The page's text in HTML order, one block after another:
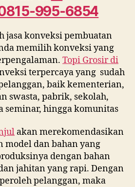
0815
6854
995-6854
jasa konveksi pembuatan
memilih konveksi yang
Topi Grosir di
terpercaya yang sudah
baik kementerian,
swasta, pabrik, sekolah,
seminar, hingga komunitas
akan merekomendasikan
model dan bahan yang
dengan bahan
jahitan yang rapi. Dengan
pelanggan, maka